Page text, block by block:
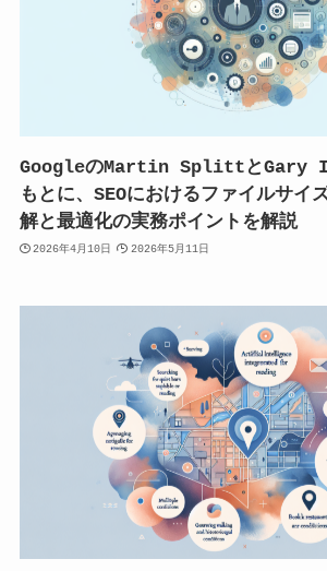
GoogleのMartin SplittとGary
もとに、SEOにおけるファイルサイ
解と最適化の実務ポイントを解説
2026年4月10日 2026年5月11日